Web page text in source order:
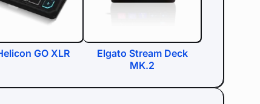
GO XLR
Elgato Stream Deck
MK.2